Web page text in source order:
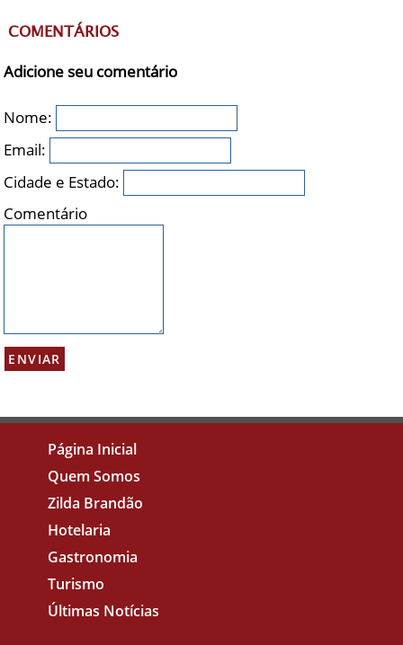
COMENTÁRIOS
Adicione seu comentário
Nome:
Email:
Cidade e Estado:
Comentário
Página Inicial
Quem Somos
Zilda Brandão
Hotelaria
Gastronomia
Turismo
Últimas Notícias